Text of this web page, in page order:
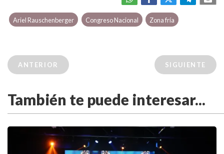
Ariel Rauschenberger Congreso Nacional Zona fría
ANTERIOR SIGUIENTE
También te puede interesar...